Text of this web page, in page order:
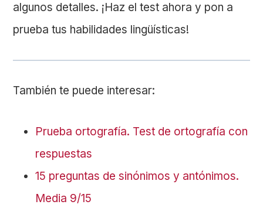
algunos detalles. ¡Haz el test ahora y pon a
prueba tus habilidades lingüísticas!
También te puede interesar:
Prueba ortografía. Test de ortografía con
respuestas
15 preguntas de sinónimos y antónimos.
Media 9/15